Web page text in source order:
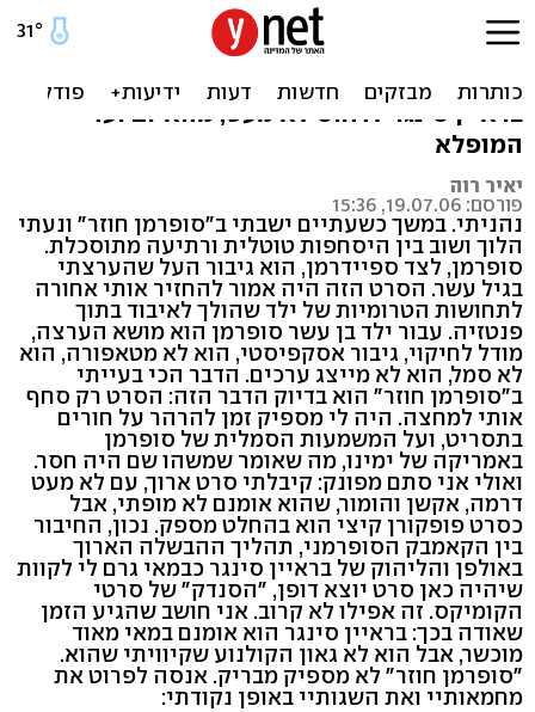
סופרמרקט
בשעתיים וחצי של "סופרמן חוזר" מצליח הבמאי
בראיין סינגר לדחוס לא מעט, מהאיום ועד
המופלא
יאיר רוה
פורסם: 19.07.06, 15:36
נהניתי. במשך כשעתיים ישבתי ב"סופרמן חוזר" ונעתי
הלוך ושוב בין היסחפות טוטלית ורתיעה מתוסכלת.
סופרמן, לצד ספיידרמן, הוא גיבור העל שהערצתי
בגיל עשר. הסרט הזה היה אמור להחזיר אותי אחורה
לתחושות הטרומיות של ילד שהולך לאיבוד בתוך
פנטזיה. עבור ילד בן עשר סופרמן הוא מושא הערצה,
מודל לחיקוי, גיבור אסקפיסטי, הוא לא מטאפורה, הוא
לא סמל, הוא לא מייצג ערכים. הדבר הכי בעייתי
ב"סופרמן חוזר" הוא בדיוק הדבר הזה: הסרט רק סחף
אותי למחצה. היה לי מספיק זמן להרהר על חורים
בתסריט, ועל המשמעות הסמלית של סופרמן
באמריקה של ימינו, מה שאומר שמשהו שם היה חסר.
ואולי אני סתם מפונק: קיבלתי סרט ארוך, עם לא מעט
דרמה, אקשן והומור, שהוא אומנם לא מופתי, אבל
כסרט פופקורן קיצי הוא בהחלט מספק. נכון, החיבור
בין הקאמבק הסופרמני, תהליך ההבשלה הארוך
באולפן והליהוק של בראיין סינגר כבמאי גרם לי לקוות
שיהיה כאן סרט יוצא דופן, "הסנדק" של סרטי
הקומיקס. זה אפילו לא קרוב. אני חושב שהגיע הזמן
שאודה בכך: בראיין סינגר הוא אומנם במאי מאוד
מוכשר, אבל הוא לא גאון הקולנוע שקיוויתי שהוא.
"סופרמן חוזר" לא מספיק מבריק. אנסה לפרוט את
מחמאותיי ואת השגותיי באופן נקודתי: